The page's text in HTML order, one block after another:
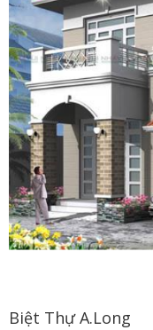
Biệt Thự A.Long